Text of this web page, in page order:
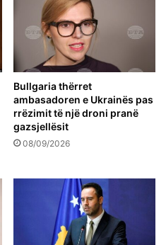
Bullgaria thërret
ambasadoren e Ukrainës pas
rrëzimit të një droni pranë
gazsjellësit
08/09/2026